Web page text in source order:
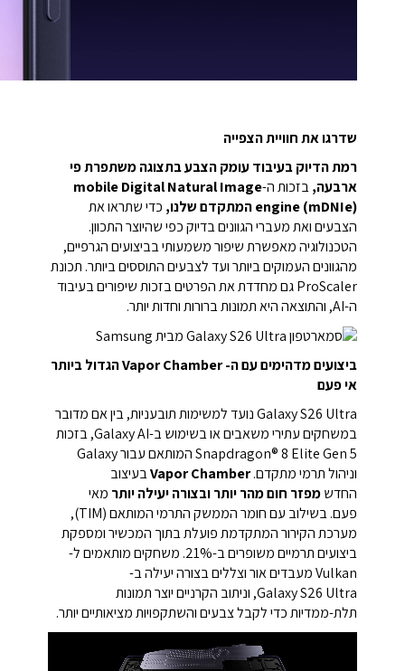
שדרגו את חוויית הצפייה
רמת הדיוק בעיבוד עומק הצבע בתצוגה משתפרת פי
ארבעה,בזכות ה-mobile Digital Natural Image
engine (mDNIe) המתקדם שלנו,
כדי שתראו את
הצבעים ואת מעברי הגוונים בדיוק כפי שהיוצר התכוון.
הטכנולוגיה מאפשרת שיפור משמעותי בביצועים הגרפיים,
מהגוונים העמוקים ביותר ועד לצבעים התוססים ביותר. תכונת
ProScaler גם מחדדת את הפרטים בזכות שיפורים בעיבוד
ה-AI, והתוצאה היא תמונות ברורות וחדות יותר.
ביצועים מדהימים עם ה- Vapor Chamber הגדול ביותר
אי פעם
Galaxy S26 Ultra נועד למשימות תובעניות, בין אם מדובר
במשחקים עתירי משאבים או בשימוש ב-Galaxy AI, בזכות
Snapdragon®‎ 8 Elite Gen 5 המותאם עבור Galaxy
וניהול תרמי מתקדם.Vapor Chamberבעיצוב
החדשמפזר חום מהר יותר ובצורה יעילה יותר מאי
פעם.
בשילוב עם חומר הממשק התרמי המותאם (TIM),
מערכת הקירור המתקדמת פועלת בתוך המכשיר ומספקת
ביצועים תרמיים משופרים ב-21%. משחקים מותאמים ל-
Vulkan מעבדים אור וצללים בצורה יעילה ב-
Galaxy S26 Ultra, וניתוב הקרניים יוצר תמונות
תלת-ממדיות כדי לקבל צבעים והשתקפויות מציאותיים יותר.